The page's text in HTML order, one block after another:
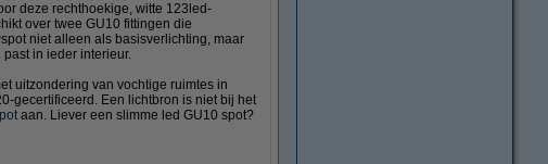
deze rechthoekige, witte 123led-
over twee GU10 fittingen die
niet alleen als basisverlichting, maar
in ieder interieur.
uitzondering van vochtige ruimtes in
gecertificeerd. Een lichtbron is niet bij het
aan. Liever een slimme led GU10 spot?